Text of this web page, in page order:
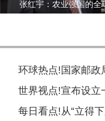
张红宇：农业强国的全
环球热点!国家邮政
世界视点!宣布设立
每日看点!从“立得